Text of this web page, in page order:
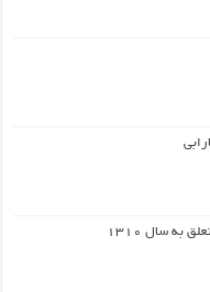
به سال ۱۳۱۰